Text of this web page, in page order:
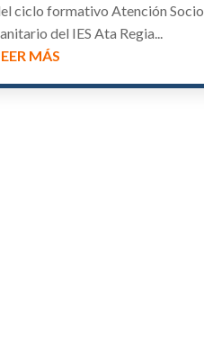
ciclo formativo Atención Socio
del IES Ata Regia...
MÁS